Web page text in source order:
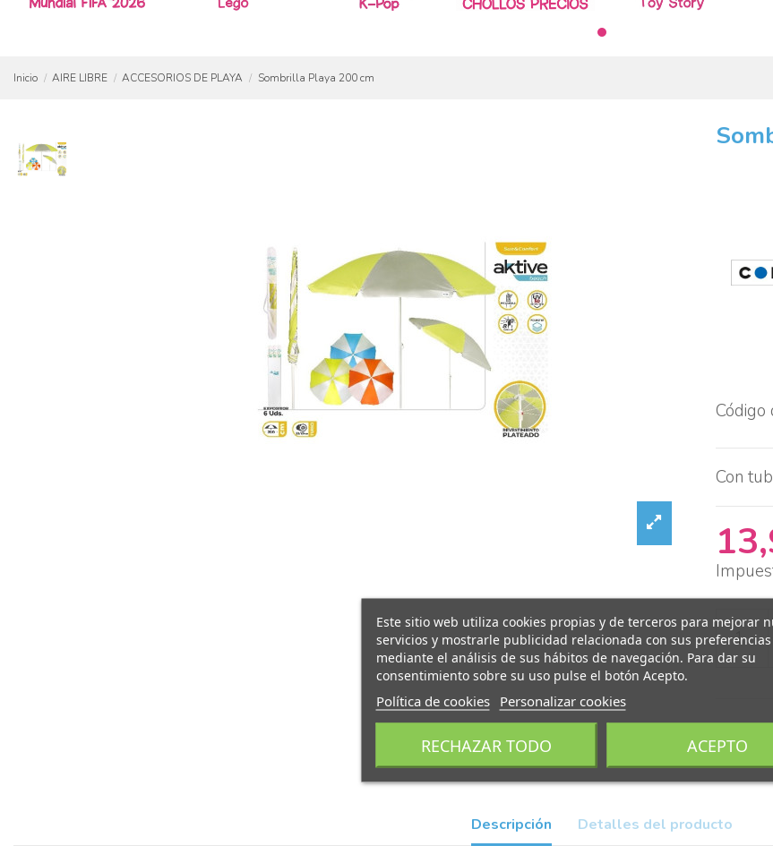
Inicio AIRE LIBRE ACCESORIOS DE PLAYA Sombrilla Playa 200 cm
Con
Descripción Detalles del producto
Este sitio web utiliza cookies propias y de terceros para mejorar
servicios y mostrarle publicidad relacionada con sus preferencias
mediante el análisis de sus hábitos de navegación. Para dar su
consentimiento sobre su uso pulse el botón Acepto.
Política de cookies Personalizar cookies
RECHAZAR TODO ACEPTO